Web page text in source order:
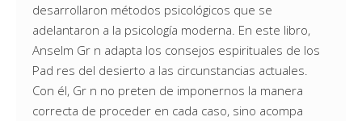
desarrollaron métodos psicológicos que se
adelantaron a la psicología moderna. En este libro,
Anselm Gr n adapta los consejos espirituales de los
Pad res del desierto a las circunstancias actuales.
Con él, Gr n no preten de imponernos la manera
correcta de proceder en cada caso, sino acompa